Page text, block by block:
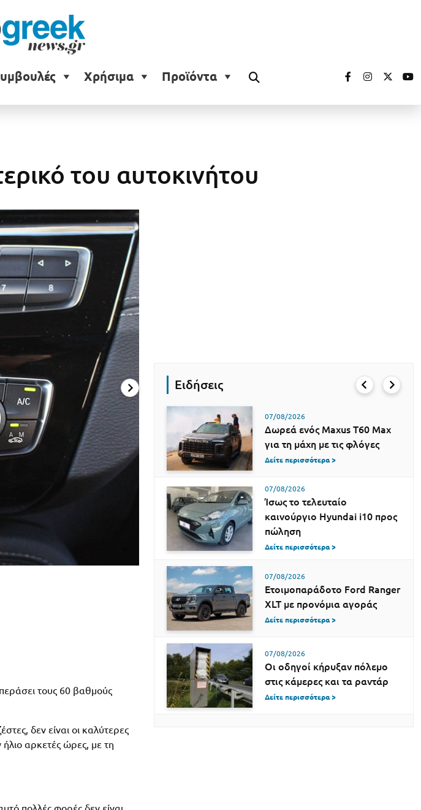
Χρήσιμα Προϊόντα
του αυτοκινήτου
τους 60 βαθμούς
δεν είναι οι καλύτερες
ήλιο αρκετές ώρες, με τη
Ειδήσεις
07/08/2026
Δωρεά ενός Maxus T60 Max
για τη μάχη με τις φλόγες
Δείτε περισσότερα >
07/08/2026
Ίσως το τελευταίο
καινούργιο Hyundai i10 προς
πώληση
Δείτε περισσότερα >
07/08/2026
Ετοιμοπαράδοτο Ford Ranger
XLT με προνόμια αγοράς
Δείτε περισσότερα >
07/08/2026
Οι οδηγοί κήρυξαν πόλεμο
στις κάμερες και τα ραντάρ
Δείτε περισσότερα >